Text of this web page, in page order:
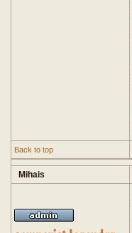
Back to top
Mihais